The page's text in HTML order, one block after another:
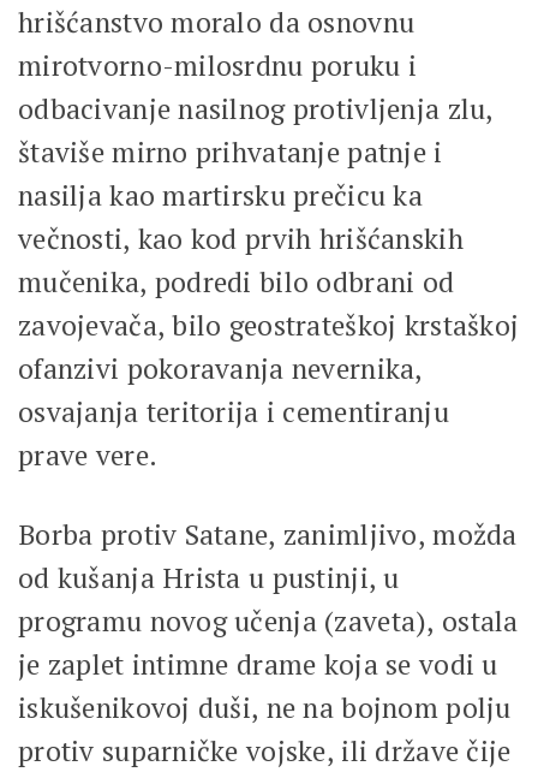
hrišćanstvo moralo da osnovnu
mirotvorno-milosrdnu poruku i
odbacivanje nasilnog protivljenja zlu,
štaviše mirno prihvatanje patnje i
nasilja kao martirsku prečicu ka
večnosti, kao kod prvih hrišćanskih
mučenika, podredi bilo odbrani od
zavojevača, bilo geostrateškoj krstaškoj
ofanzivi pokoravanja nevernika,
osvajanja teritorija i cementiranju
prave vere.
Borba protiv Satane, zanimljivo, možda
od kušanja Hrista u pustinji, u
programu novog učenja (zaveta), ostala
je zaplet intimne drame koja se vodi u
iskušenikovoj duši, ne na bojnom polju
protiv suparničke vojske, ili države čije